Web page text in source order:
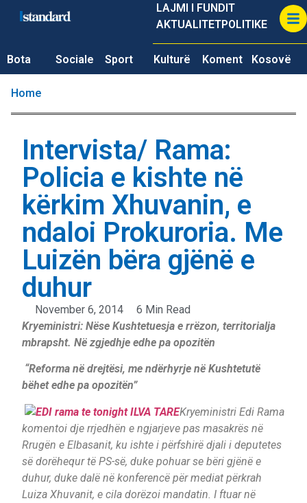
LAJMI I FUNDIT
AKTUALITETPOLITIKE
Bota Sociale Sport Kulturë Koment Kosovë
Home
Intervista/ Rama:
Policia e kishte në
kërkim Xhuvanin, e
ndaloi Prokuroria. Me
Luizën bëra gjënë e
duhur
November 6, 2014
6 Min Read
Kryeministri: Nëse Kushtetuesja e rrëzon, territorialja
mbrapsht. Në zgjedhje edhe pa opozitën
“Reforma në drejtësi, me ndërhyrje në Kushtetutë
bëhet edhe pa opozitën”
Kryeministri Edi Rama
komentoi dje rrjedhën e ngjarjeve pas masakrës në
Rrugën e Elbasanit, ku ishte i përfshirë djali i deputetes
së dorëhequr të PS-së, duke pohuar se bëri gjënë e
duhur, duke dalë në konferencë për mediat përkrah
Luiza Xhuvanit, e cila dorëzoi mandatin. I ftuar në